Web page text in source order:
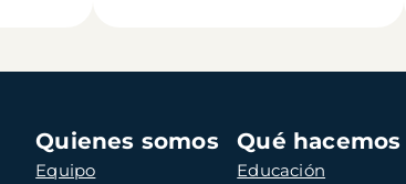
Navegación
principal
Quienes somos
Equipo
Qué hacemos
Educación